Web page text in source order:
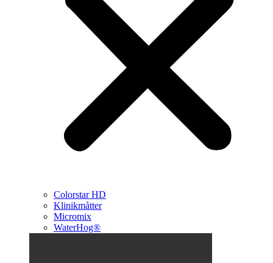
Colorstar HD
Klinikmåtter
Micromix
WaterHog®